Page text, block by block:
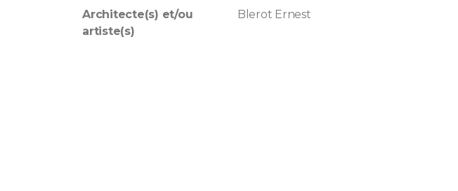
Architecte(s) et/ou
artiste(s)
Blerot Ernest